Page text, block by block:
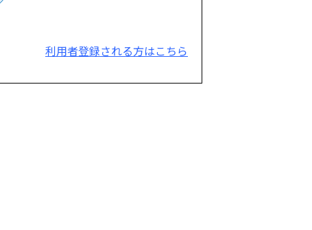
利用者登録される方はこちら